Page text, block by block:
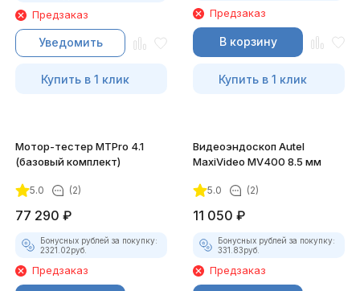
Предзаказ
Уведомить
Купить в 1 клик
Предзаказ
В корзину
Купить в 1 клик
Мотор-тестер MTPro 4.1
(базовый комплект)
5.0 (2)
77 290 ₽
Бонусных рублей за покупку:
2321.02руб.
Предзаказ
Видеоэндоскоп Autel
MaxiVideo MV400 8.5 мм
5.0 (2)
11 050 ₽
Бонусных рублей за покупку:
331.83руб.
Предзаказ